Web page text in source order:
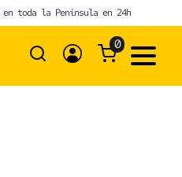
toda la Península en 24h
0